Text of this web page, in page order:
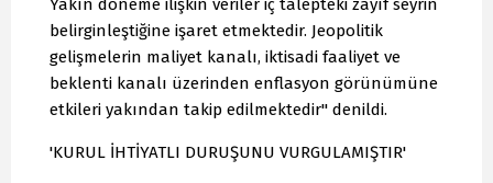
belirginleştiğine işaret etmektedir. Jeopolitik
gelişmelerin maliyet kanalı, iktisadi faaliyet ve
beklenti kanalı üzerinden enflasyon görünümüne
etkileri yakından takip edilmektedir" denildi.
'KURUL İHTİYATLI DURUŞUNU VURGULAMIŞTIR'